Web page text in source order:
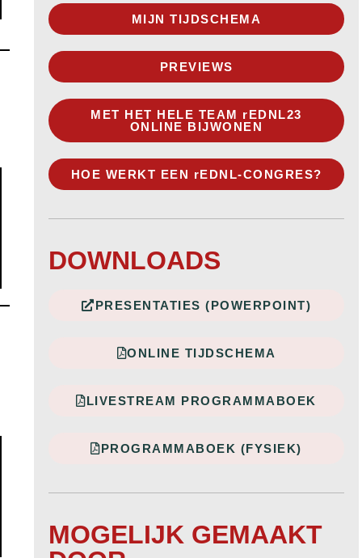
MIJN TIJDSCHEMA
PREVIEWS
MET HET HELE TEAM rEDNL23
ONLINE BIJWONEN
HOE WERKT EEN rEDNL-CONGRES?
DOWNLOADS
PRESENTATIES (POWERPOINT)
ONLINE TIJDSCHEMA
LIVESTREAM PROGRAMMABOEK
PROGRAMMABOEK (FYSIEK)
MOGELIJK GEMAAKT